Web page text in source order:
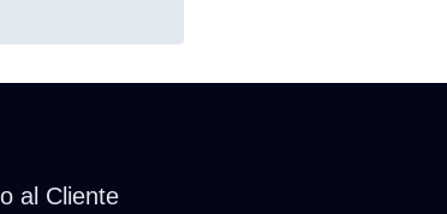
al Cliente